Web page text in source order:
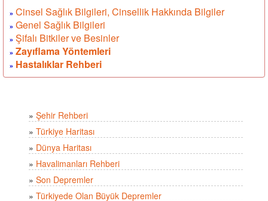
» Cinsel Sağlık Bilgileri, Cinsellik Hakkında Bilgiler
» Genel Sağlık Bilgileri
» Şifalı Bitkiler ve Besinler
» Zayıflama Yöntemleri
» Hastalıklar Rehberi
» Şehir Rehberi
» Türkiye Haritası
» Dünya Haritası
» Havalimanları Rehberi
» Son Depremler
» Türkiyede Olan Büyük Depremler